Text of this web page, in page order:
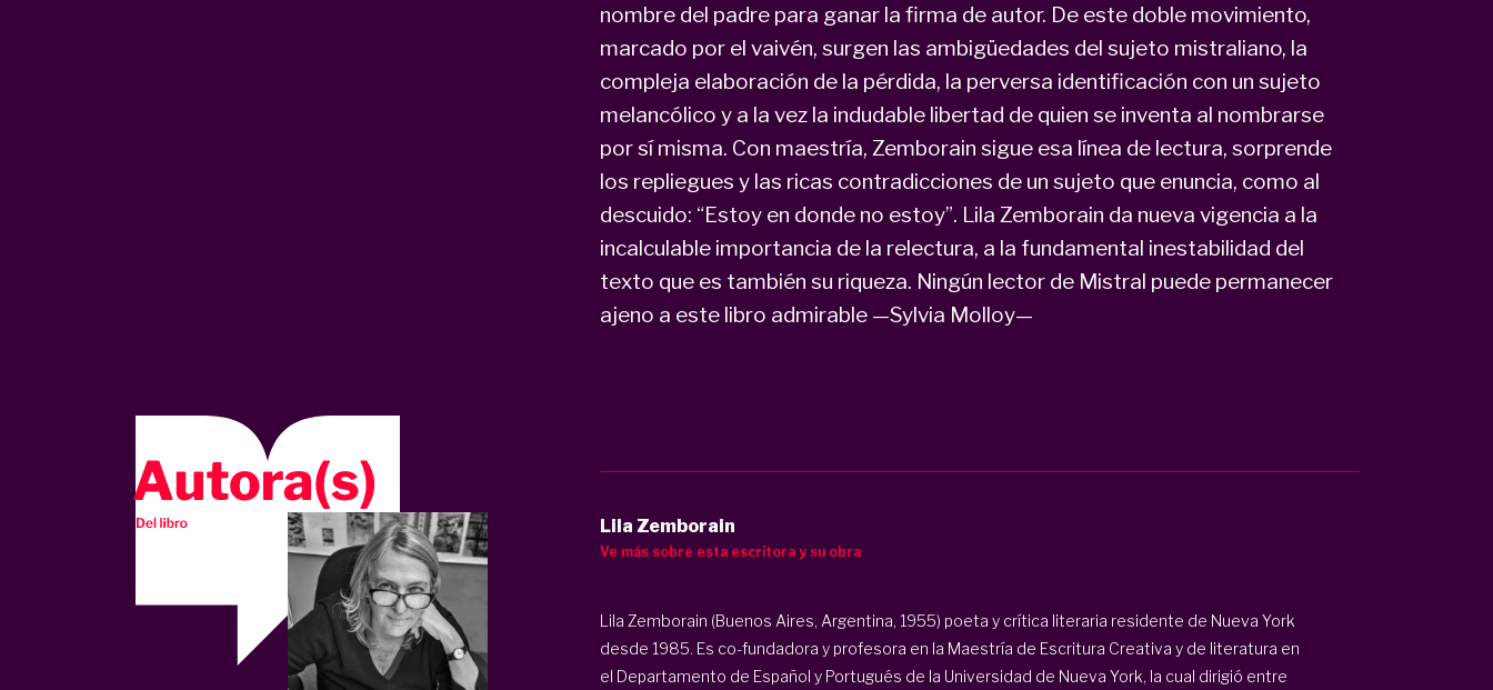
nombre del padre para ganar la firma de autor. De este doble movimiento,
marcado por el vaivén, surgen las ambigüedades del sujeto mistraliano, la
compleja elaboración de la pérdida, la perversa identificación con un sujeto
melancólico y a la vez la indudable libertad de quien se inventa al nombrarse
por sí misma. Con maestría, Zemborain sigue esa línea de lectura, sorprende
los repliegues y las ricas contradicciones de un sujeto que enuncia, como al
descuido: “Estoy en donde no estoy”. Lila Zemborain da nueva vigencia a la
incalculable importancia de la relectura, a la fundamental inestabilidad del
texto que es también su riqueza. Ningún lector de Mistral puede permanecer
ajeno a este libro admirable —Sylvia Molloy—
Lila Zemborain
Ve más sobre esta escritora y su obra
Lila Zemborain (Buenos Aires, Argentina, 1955) poeta y crítica literaria residente de Nueva York
desde 1985. Es co-fundadora y profesora en la Maestría de Escritura Creativa y de literatura en
el Departamento de Español y Portugués de la Universidad de Nueva York, la cual dirigió entre